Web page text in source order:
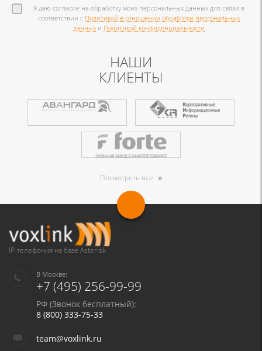
Я даю согласие на обработку моих персональных данных для связи в
соответствии с Политикой в отношении обработки персональных
данных и Политикой конфиденциальности
НАШИ
КЛИЕНТЫ
Посмотреть все
IP-телефония на базе Asterisk
В Москве:
+7 (495) 256-99-99
РФ (Звонок бесплатный):
8 (800) 333-75-33
team@voxlink.ru